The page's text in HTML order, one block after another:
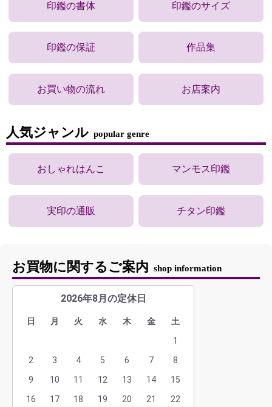
印鑑の書体 印鑑のサイズ
印鑑の保証 作品集
お買い物の流れ お店案内
人気ジャンル popular genre
おしゃれはんこ マンモス印鑑
実印の通販 チタン印鑑
お買物に関するご案内 shop information
2026年8月の定休日
日 月 火 水 木 金
土
1
2
3 4 5 6 7
8
9
10 11 12 13 14
15
16
17 18 19 20 21
22